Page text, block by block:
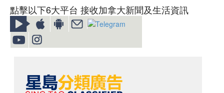
點擊以下6大平台 接收加拿大新聞及生活資訊